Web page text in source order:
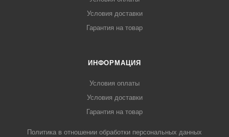
Условия доставки
Гарантия на товар
ИНФОРМАЦИЯ
Условия оплаты
Условия доставки
Гарантия на товар
Политика в отношении обработки персональных данных